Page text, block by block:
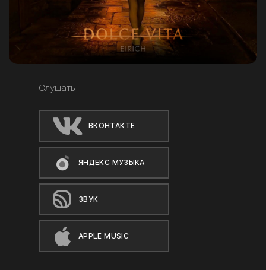
Слушать:
ВКОНТАКТЕ
ЯНДЕКС МУЗЫКА
ЗВУК
APPLE MUSIC